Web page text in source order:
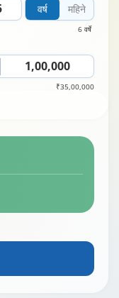
वर्ष महिने
6 वर्षे
₹35,00,000